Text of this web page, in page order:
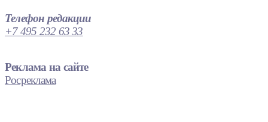
Телефон редакции
+7 495 232 63 33
Реклама на сайте
Росреклама